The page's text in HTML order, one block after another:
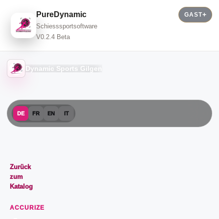
PureDynamic
Schiesssportsoftware
V0.2.4 Beta
GAST
Dynamic Sports Gilgen
DE FR EN IT
Zurück
zum
Katalog
ACCURIZE